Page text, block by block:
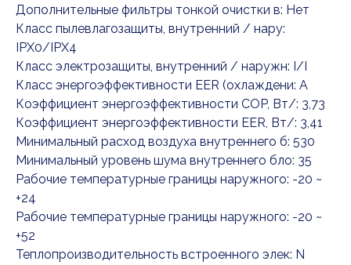
Дополнительные фильтры тонкой очистки в: Нет
Класс пылевлагозащиты, внутренний / нару:
IPX0/IPX4
Класс электрозащиты, внутренний / наружн: I/I
Класс энергоэффективности EER (охлаждени: A
Коэффициент энергоэффективности COP, Вт/: 3,73
Коэффициент энергоэффективности EER, Вт/: 3,41
Минимальный расход воздуха внутреннего б: 530
Минимальный уровень шума внутреннего бло: 35
Рабочие температурные границы наружного: -20 ~
+24
Рабочие температурные границы наружного: -20 ~
+52
Теплопроизводительность встроенного элек: N